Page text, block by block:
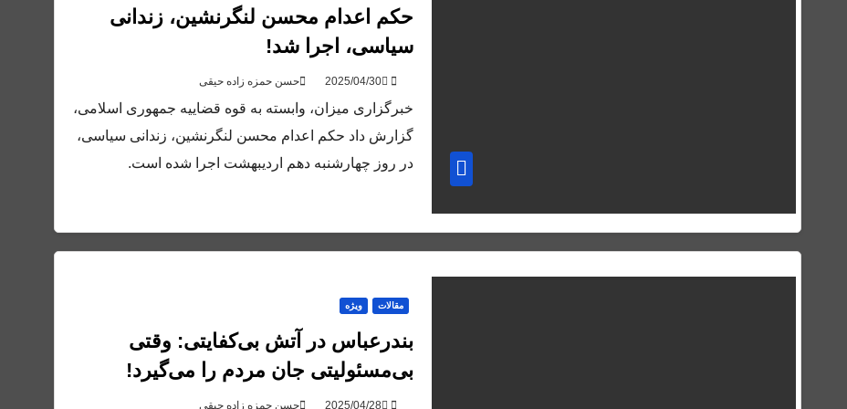
حکم اعدام محسن لنگرنشین، زندانی
سیاسی، اجرا شد!
حسن حمزه زاده حیقی
خبرگزاری میزان، وابسته به قوه قضاییه جمهوری اسلامی،
گزارش داد حکم اعدام محسن لنگرنشین،‌ زندانی سیاسی،
در روز چهارشنبه دهم اردیبهشت اجرا شده است.
مقالات ویژه
بندرعباس در آتش بی‌کفایتی: وقتی
بی‌مسئولیتی جان مردم را می‌گیرد!
حسن حمزه زاده حیقی